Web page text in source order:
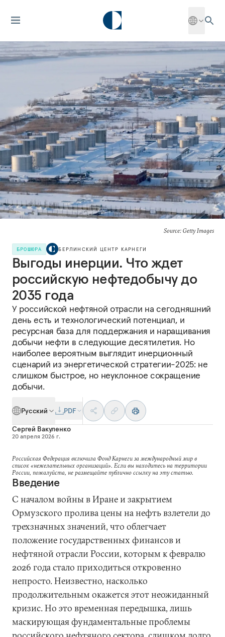
Source: Getty Images
БРОШЮРА БЕРЛИНСКИЙ ЦЕНТР КАРНЕГИ
Выгоды инерции. Что ждет
российскую нефтедобычу до
2035 года
У российской нефтяной отрасли на сегодняшний
день есть и технологический потенциал, и
ресурсная база для поддержания и наращивания
добычи нефти в следующие десятилетия. Но
наиболее вероятным выглядит инерционный
сценарий из энергетической стратегии-2025: не
слишком быстрое, но неуклонное сокращение
добычи.
Русский
PDF
Сергей Вакуленко
20 апреля 2026 г.
Российская Федерация включила Фонд Карнеги за международный мир в
список «нежелательных организаций». Если вы находитесь на территории
России, пожалуйста, не размещайте публично ссылку на эту статью.
Введение
С началом войны в Иране и закрытием
Ормузского пролива цены на нефть взлетели до
трехзначных значений, что облегчает
положение государственных финансов и
нефтяной отрасли России, которым к февралю
2026 года стало приходиться откровенно
непросто. Неизвестно, насколько
продолжительным окажется этот неожиданный
кризис. Но это временная передышка, лишь
маскирующая фундаментальные проблемы